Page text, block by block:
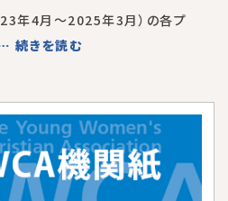
年4月～2025年3月）の各プ
続きを読む